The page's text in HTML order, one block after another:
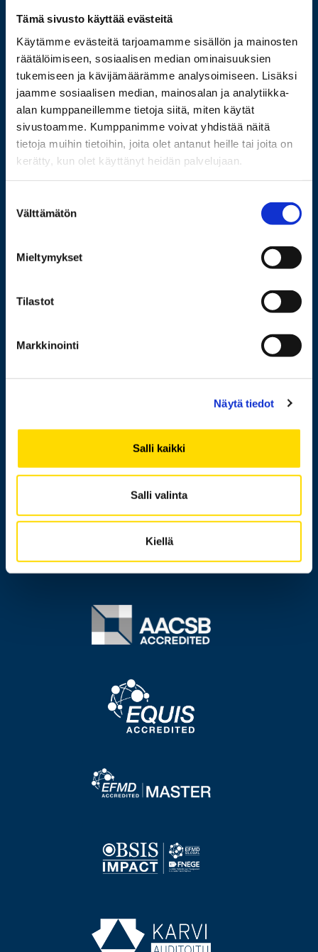
Tämä sivusto käyttää evästeitä
Käytämme evästeitä tarjoamamme sisällön ja mainosten
räätälöimiseen, sosiaalisen median ominaisuuksien
tukemiseen ja kävijämäärämme analysoimiseen. Lisäksi
jaamme sosiaalisen median, mainosalan ja analytiikka-
alan kumppaneillemme tietoja siitä, miten käytät
sivustoamme. Kumppanimme voivat yhdistää näitä
tietoja muihin tietoihin, joita olet antanut heille tai joita on
kerätty, kun olet käyttänyt heidän palvelujaan.
valinta
Välttämätön
Mieltymykset
Tilastot
Markkinointi
Näytä tiedot
Salli kaikki
Salli valinta
Kiellä
Wolffintie 32
FI-65200 Vaasa PL 700
65101 Vaasa
Lisää yhteystietoja
Opiskelijaksi
Tietoa sivustosta
Tietosuoja
Saavutettavuusseloste
Ilmoituskanava
Image
Image
Image
Image
Image